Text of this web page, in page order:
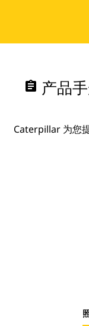
assignment 产品
Caterpillar 为您